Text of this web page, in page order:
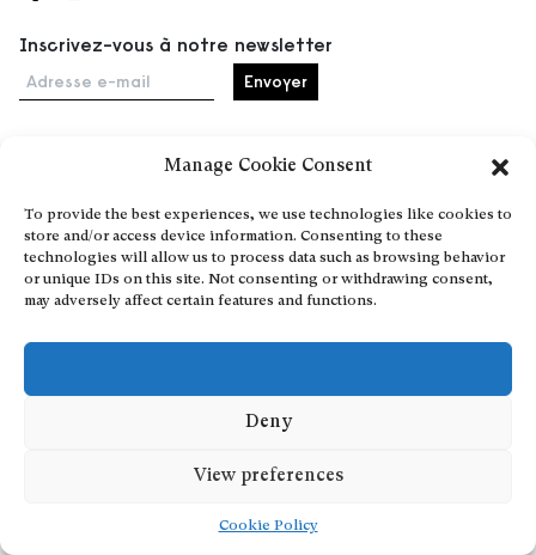
Manage Cookie Consent
To provide the best experiences, we use technologies like cookies to
store and/or access device information. Consenting to these
technologies will allow us to process data such as browsing behavior
or unique IDs on this site. Not consenting or withdrawing consent,
may adversely affect certain features and functions.
Deny
View preferences
Cookie Policy
Inscrivez-vous à notre newsletter
Adresse e-mail
Événements
À propos
Partenaires
Conditions générales
Confidentialité et cookies
Communiquer votre événement